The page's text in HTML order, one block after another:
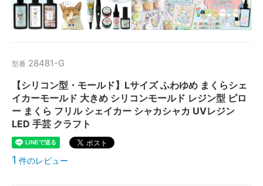
型番 28481-G
【シリコン型・モールド】Lサイズ ふわゆめ まくらシェ
イカーモールド 大きめ シリコンモールド レジン型 ピロ
ー まくら フリル シェイカー シャカシャカ UVレジン
LED 手芸 クラフト
1 件のレビュー